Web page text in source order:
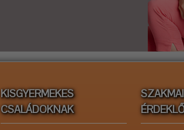
KISGYERMEKES
CSALÁDOKNAK
SZAKMAI